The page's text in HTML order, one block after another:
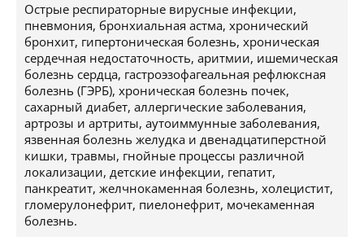
Острые респираторные вирусные инфекции,
пневмония, бронхиальная астма, хронический
бронхит, гипертоническая болезнь, хроническая
сердечная недостаточность, аритмии, ишемическая
болезнь сердца, гастроэзофагеальная рефлюксная
болезнь (ГЭРБ), хроническая болезнь почек,
сахарный диабет, аллергические заболевания,
артрозы и артриты, аутоиммунные заболевания,
язвенная болезнь желудка и двенадцатиперстной
кишки, травмы, гнойные процессы различной
локализации, детские инфекции, гепатит,
панкреатит, желчнокаменная болезнь, холецистит,
гломерулонефрит, пиелонефрит, мочекаменная
болезнь.